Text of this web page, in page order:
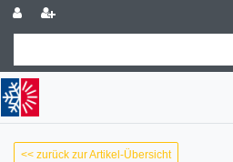
<< zurück zur Artikel-Übersicht